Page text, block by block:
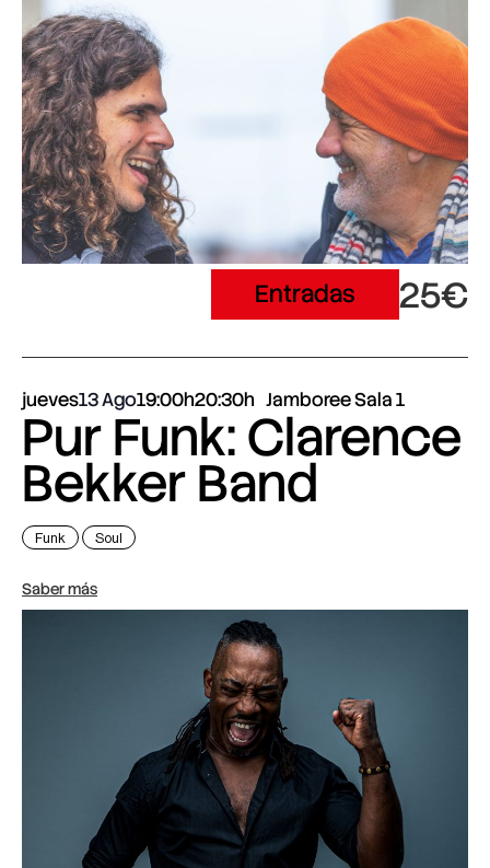
Entradas 25€
jueves13 Ago19:00h20:30h Jamboree Sala 1
Pur Funk: Clarence
Bekker Band
Funk Soul
Saber más